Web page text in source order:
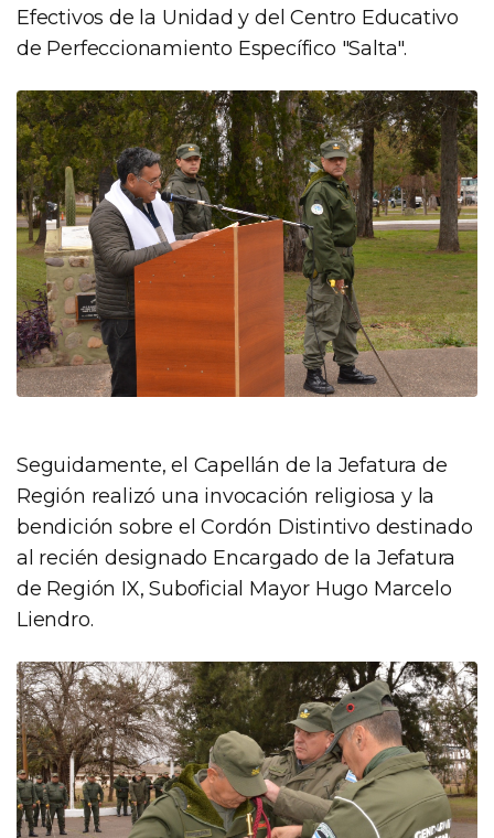
Efectivos de la Unidad y del Centro Educativo
de Perfeccionamiento Específico "Salta".
Seguidamente, el Capellán de la Jefatura de
Región realizó una invocación religiosa y la
bendición sobre el Cordón Distintivo destinado
al recién designado Encargado de la Jefatura
de Región IX, Suboficial Mayor Hugo Marcelo
Liendro.